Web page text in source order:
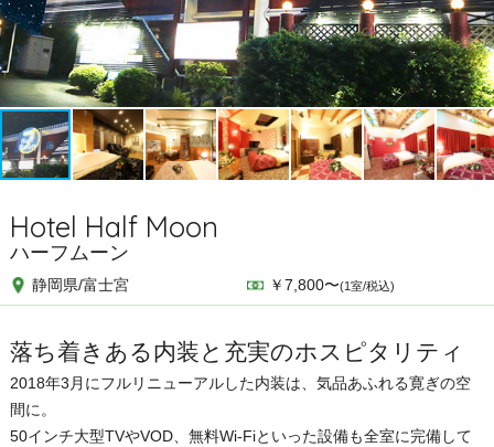
Hotel Half Moon
ハーフムーン
静岡県/富士宮 ￥7,800〜(1室/税込)
落ち着きある内装と充実のホスピタリティ
2018年3月にフルリニューアルした内装は、気品あふれる寛ぎの空
間に。
50インチ大型TVやVOD、無料Wi-Fiといった設備も全室に完備して